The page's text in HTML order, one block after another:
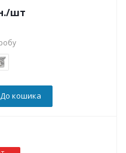
/шт
До кошика